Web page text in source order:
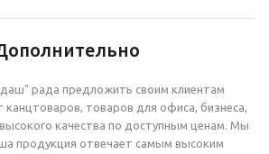
рада предложить своим клиентам
товаров для офиса, бизнеса,
качества по доступным ценам. Мы
продукция отвечает самым высоким